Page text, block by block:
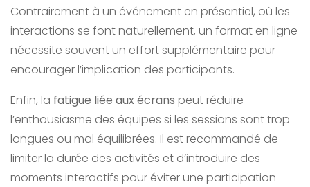
Contrairement à un événement en présentiel, où les
interactions se font naturellement, un format en ligne
nécessite souvent un effort supplémentaire pour
encourager l’implication des participants.
Enfin, la fatigue liée aux écrans peut réduire
l’enthousiasme des équipes si les sessions sont trop
longues ou mal équilibrées. Il est recommandé de
limiter la durée des activités et d’introduire des
moments interactifs pour éviter une participation